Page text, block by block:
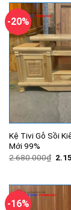
-20%
Kệ Tivi Gỗ Sồi
Mới 99%
2.680.000₫ Giá
-16%